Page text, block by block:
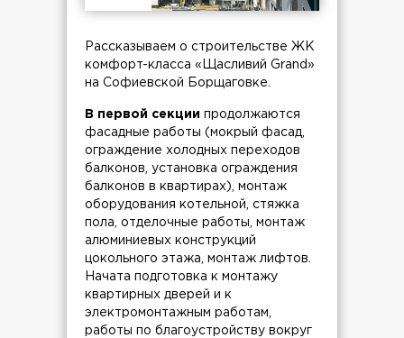
Рассказываем о строительстве ЖК
комфорт-класса «Щасливий Grand»
на Софиевской Борщаговке.
В первой секции
продолжаются
фасадные работы (мокрый фасад,
ограждение холодных переходов
балконов, установка ограждения
балконов в квартирах), монтаж
оборудования котельной, стяжка
пола, отделочные работы, монтаж
алюминиевых конструкций
цокольного этажа, монтаж лифтов.
Начата подготовка к монтажу
квартирных дверей и к
электромонтажным работам,
работы по благоустройству вокруг